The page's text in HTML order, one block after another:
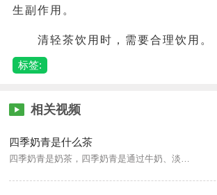
生副作用。
清轻茶饮用时，需要合理饮用。
标签:
相关视频
四季奶青是什么茶
四季奶青是奶茶，四季奶青是通过牛奶、淡奶、盐、炼奶和糖制作出来的一种饮品。奶青是用来做奶茶的原材料。